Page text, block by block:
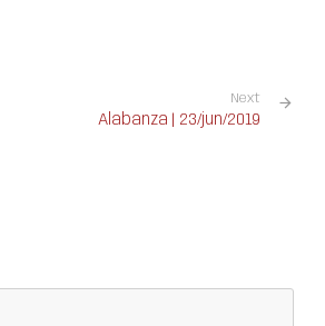
Next
Alabanza | 23/jun/2019